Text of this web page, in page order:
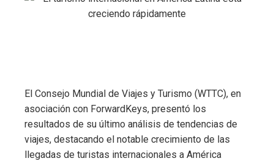
El Consejo Mundial de Viajes y Turismo (WTTC), en
asociación con ForwardKeys, presentó los
resultados de su último análisis de tendencias de
viajes, destacando el notable crecimiento de las
llegadas de turistas internacionales a América